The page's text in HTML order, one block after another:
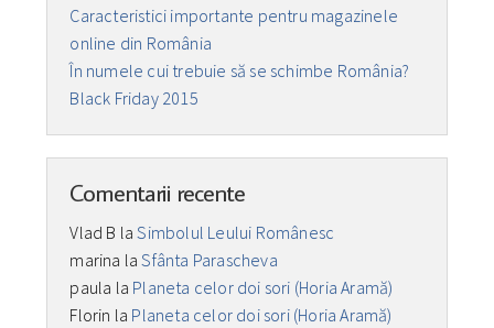
Caracteristici importante pentru magazinele
online din România
În numele cui trebuie să se schimbe România?
Black Friday 2015
Comentarii recente
Vlad B laSimbolul Leului Românesc
marina laSfânta Parascheva
paula la Planeta celor doi sori (Horia Aramă)
Florin la Planeta celor doi sori (Horia Aramă)